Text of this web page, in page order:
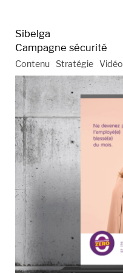
Sibelga
Campagne sécurité
Contenu Stratégie Vidéo